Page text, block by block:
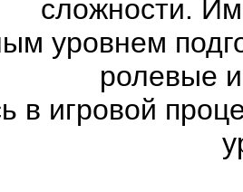
сложности.
уровнем
ролевые
в игровой